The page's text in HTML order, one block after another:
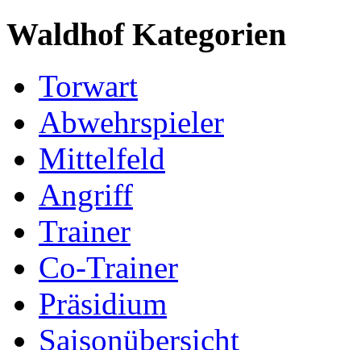
Waldhof Kategorien
Torwart
Abwehrspieler
Mittelfeld
Angriff
Trainer
Co-Trainer
Präsidium
Saisonübersicht